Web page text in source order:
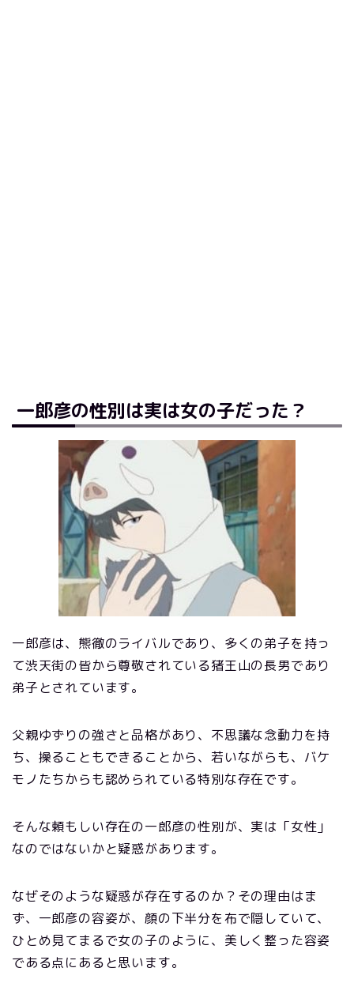
一郎彦の性別は実は女の子だった？
一郎彦は、熊徹のライバルであり、多くの弟子を持っ
て渋天街の皆から尊敬されている猪王山の長男であり
弟子とされています。
父親ゆずりの強さと品格があり、不思議な念動力を持
ち、操ることもできることから、若いながらも、バケ
モノたちからも認められている特別な存在です。
そんな頼もしい存在の一郎彦の性別が、実は「女性」
なのではないかと疑惑があります。
なぜそのような疑惑が存在するのか？その理由はま
ず、一郎彦の容姿が、顔の下半分を布で隠していて、
ひとめ見てまるで女の子のように、美しく整った容姿
である点にあると思います。